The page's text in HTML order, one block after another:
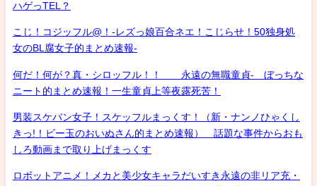
ハゲっTEL？
こじ！コジッフル@！-レズっ娘百合ネエ！こじらせ！50独身処
女のBL腐女子的まとめ速報-
何だ！何が？真・シロッフル！！ 永遠の無職童貞- ぼっちな
ニート的まとめ速報！一生童貞上等夜露死苦！
男装スケバン女子！スケッフルまっくす！（新・ナンノひゃくし
きっ!！ビー玉のおいぬさん的まとめ速報） 話題な事件からおも
しろ動画まで取り上げまっくす
ロボットアニメ！メカと美少女キャラだいすき永遠の非リア充・